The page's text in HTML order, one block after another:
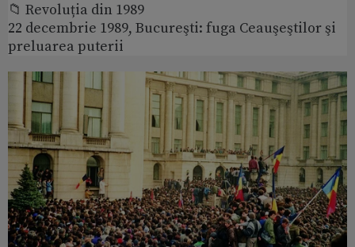
📁 Revoluția din 1989
22 decembrie 1989, Bucureşti: fuga Ceauşeştilor şi
preluarea puterii